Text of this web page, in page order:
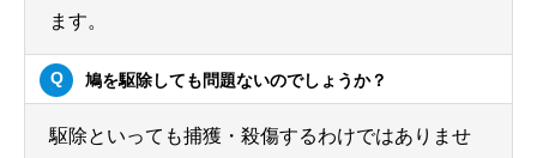
ます。
鳩を駆除しても問題ないのでしょうか？
駆除といっても捕獲・殺傷するわけではありませ